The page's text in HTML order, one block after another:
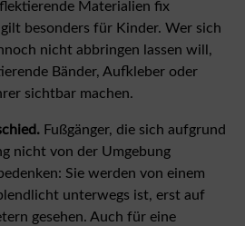
Materialien fix
besonders für Kinder. Wer sich
nicht abbringen lassen will,
Bänder, Aufkleber oder
sichtbar machen.
Fußgänger, die sich aufgrund
nicht von der Umgebung
Sie werden von einem
unterwegs ist, erst auf
gesehen. Auch für eine